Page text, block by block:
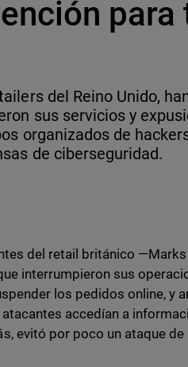
del Reino Unido,
sus servicios y
organizados de
de ciberseguridad.
del retail británico
interrumpieron sus
los pedidos online, y
accedían a
evitó por poco un ataque